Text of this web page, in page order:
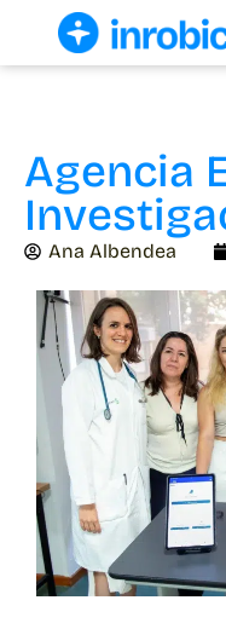
Agencia
Ana Albendea